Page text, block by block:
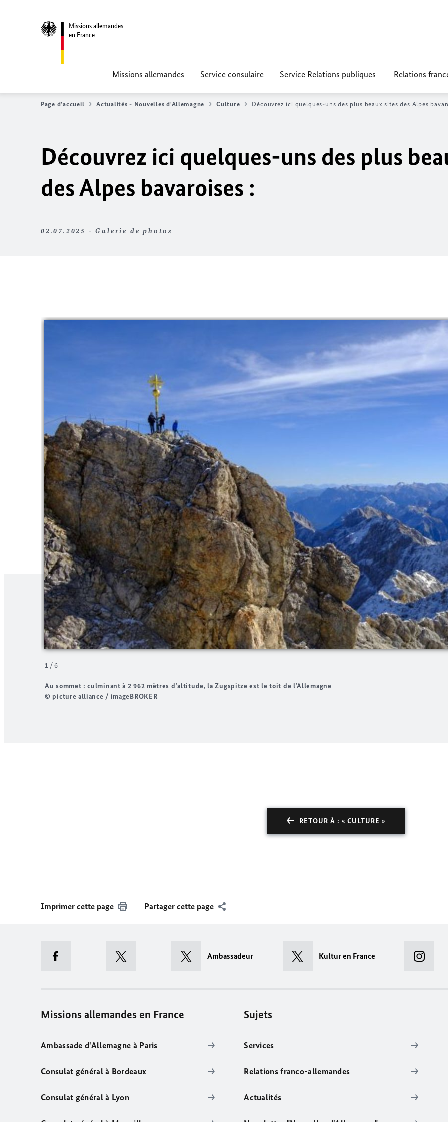
Missions allemandes
en France
Missions allemandes Service consulaire Service Relations publiques Relations
Page d'accueil Actualités - Nouvelles d'Allemagne Culture Découvrez ici quelques-uns des plus beaux sites des Alpes
Découvrez ici quelques-uns des plus
des Alpes bavaroises :
02.07.2025 - Galerie de photos
Au sommet : culminant à 2 962 mètres d’altitude, laZugspitzeest le toit de l’Allemagne
© picture alliance / imageBROKER
1 /6
RETOUR À : « CULTURE »
Imprimer cette page Partager cette page
Ambassadeur Kultur en France
Missions allemandes en France
Ambassade d'Allemagne à Paris
Consulat général à Bordeaux
Consulat général à Lyon
Sujets
Services
Relations franco-allemandes
Actualités